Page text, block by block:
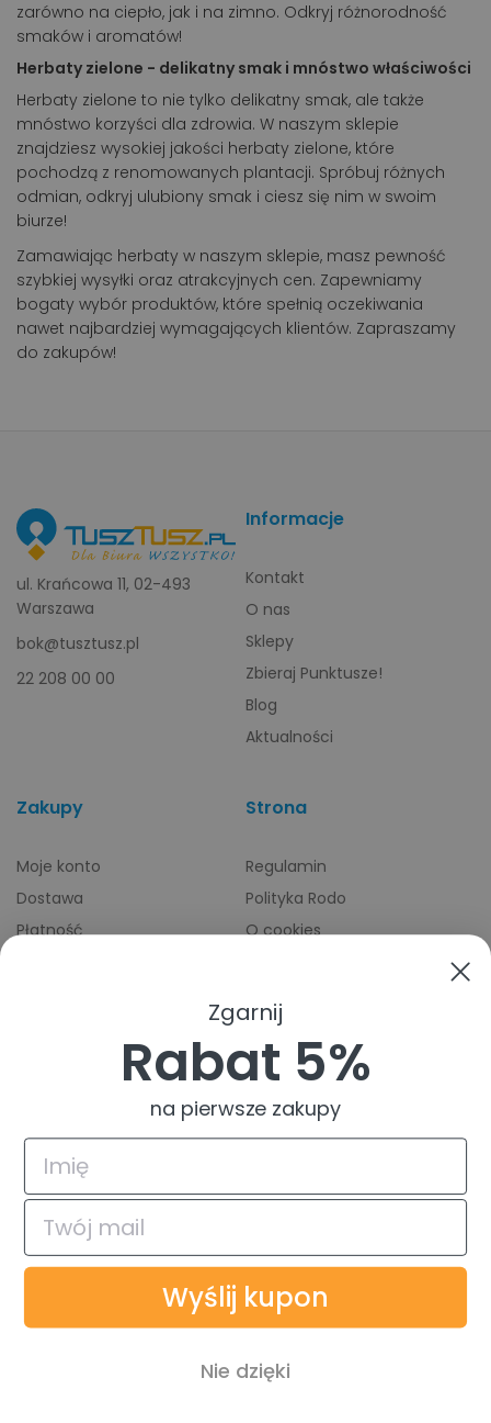
zarówno na ciepło, jak i na zimno. Odkryj różnorodność
smaków i aromatów!
Herbaty zielone - delikatny smak i mnóstwo właściwości
Herbaty zielone to nie tylko delikatny smak, ale także
mnóstwo korzyści dla zdrowia. W naszym sklepie
znajdziesz wysokiej jakości herbaty zielone, które
pochodzą z renomowanych plantacji. Spróbuj różnych
odmian, odkryj ulubiony smak i ciesz się nim w swoim
biurze!
Zamawiając herbaty w naszym sklepie, masz pewność
szybkiej wysyłki oraz atrakcyjnych cen. Zapewniamy
bogaty wybór produktów, które spełnią oczekiwania
nawet najbardziej wymagających klientów. Zapraszamy
do zakupów!
ul. Krańcowa 11, 02-493
Warszawa
bok@tusztusz.pl
22 208 00 00
Informacje
Kontakt
O nas
Sklepy
Zbieraj Punktusze!
Blog
Aktualności
Zakupy
Moje konto
Dostawa
Płatność
Strona
Regulamin
Polityka Rodo
O cookies
4.9
Na podstawie
© 2026 TuszTusz.pl - Warszawa
Bezpieczeństwo danych dzięki
Płatności obsługiwane przez
Zgarnij
Rabat 5%
na pierwsze zakupy
Wyślij kupon
Nie dzięki